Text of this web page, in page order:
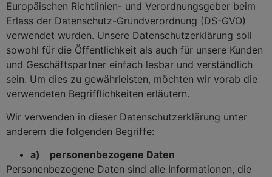
Europäischen Richtlinien- und Verordnungsgeber beim
Erlass der Datenschutz-Grundverordnung (DS-GVO)
verwendet wurden. Unsere Datenschutzerklärung soll
sowohl für die Öffentlichkeit als auch für unsere Kunden
und Geschäftspartner einfach lesbar und verständlich
sein. Um dies zu gewährleisten, möchten wir vorab die
verwendeten Begrifflichkeiten erläutern.
Wir verwenden in dieser Datenschutzerklärung unter
anderem die folgenden Begriffe:
a) personenbezogene Daten
Personenbezogene Daten sind alle Informationen, die